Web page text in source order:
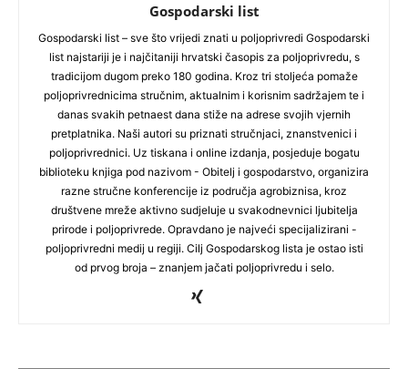
Gospodarski list
Gospodarski list – sve što vrijedi znati u poljoprivredi Gospodarski
list najstariji je i najčitaniji hrvatski časopis za poljoprivredu, s
tradicijom dugom preko 180 godina. Kroz tri stoljeća pomaže
poljoprivrednicima stručnim, aktualnim i korisnim sadržajem te i
danas svakih petnaest dana stiže na adrese svojih vjernih
pretplatnika. Naši autori su priznati stručnjaci, znanstvenici i
poljoprivrednici. Uz tiskana i online izdanja, posjeduje bogatu
biblioteku knjiga pod nazivom - Obitelj i gospodarstvo, organizira
razne stručne konferencije iz područja agrobiznisa, kroz
društvene mreže aktivno sudjeluje u svakodnevnici ljubitelja
prirode i poljoprivrede. Opravdano je najveći specijalizirani -
poljoprivredni medij u regiji. Cilj Gospodarskog lista je ostao isti
od prvog broja – znanjem jačati poljoprivredu i selo.